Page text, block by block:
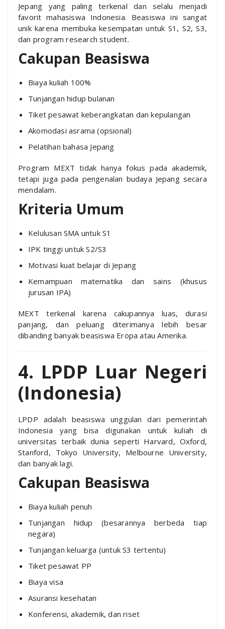
Jepang yang paling terkenal dan selalu menjadi
favorit mahasiswa Indonesia. Beasiswa ini sangat
unik karena membuka kesempatan untuk S1, S2, S3,
dan program research student.
Cakupan Beasiswa
Biaya kuliah 100%
Tunjangan hidup bulanan
Tiket pesawat keberangkatan dan kepulangan
Akomodasi asrama (opsional)
Pelatihan bahasa Jepang
Program MEXT tidak hanya fokus pada akademik,
tetapi juga pada pengenalan budaya Jepang secara
mendalam.
Kriteria Umum
Kelulusan SMA untuk S1
IPK tinggi untuk S2/S3
Motivasi kuat belajar di Jepang
Kemampuan matematika dan sains (khusus
jurusan IPA)
MEXT terkenal karena cakupannya luas, durasi
panjang, dan peluang diterimanya lebih besar
dibanding banyak beasiswa Eropa atau Amerika.
4. LPDP Luar Negeri
(Indonesia)
LPDP adalah beasiswa unggulan dari pemerintah
Indonesia yang bisa digunakan untuk kuliah di
universitas terbaik dunia seperti Harvard, Oxford,
Stanford, Tokyo University, Melbourne University,
dan banyak lagi.
Cakupan Beasiswa
Biaya kuliah penuh
Tunjangan hidup (besarannya berbeda tiap
negara)
Tunjangan keluarga (untuk S3 tertentu)
Tiket pesawat PP
Biaya visa
Asuransi kesehatan
Konferensi, akademik, dan riset